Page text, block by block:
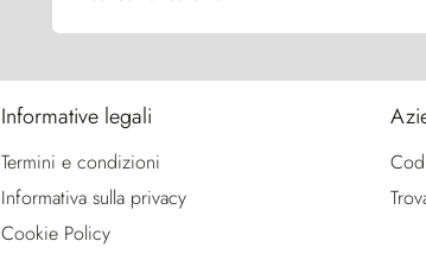
Informative legali
Termini e condizioni
Informativa sulla privacy
Cookie Policy